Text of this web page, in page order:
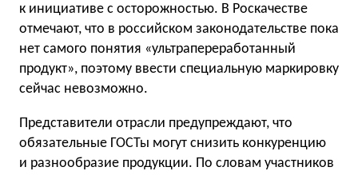
к инициативе с осторожностью. В Роскачестве
отмечают, что в российском законодательстве пока
нет самого понятия «ультрапереработанный
продукт», поэтому ввести специальную маркировку
сейчас невозможно.
Представители отрасли предупреждают, что
обязательные ГОСТы могут снизить конкуренцию
и разнообразие продукции. По словам участников